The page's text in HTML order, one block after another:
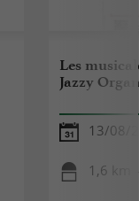
Les
Jazzy
13/08/
1,6 km